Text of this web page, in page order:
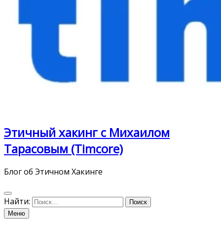
Этичный хакинг с Михаилом
Тарасовым (Timcore)
Блог об Этичном Хакинге
Найти:
Меню